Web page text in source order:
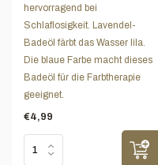
hervorragend bei
Schlaflosigkeit. Lavendel-
Badeöl färbt das Wasser lila.
Die blaue Farbe macht dieses
Badeöl für die Farbtherapie
geeignet.
€4,99